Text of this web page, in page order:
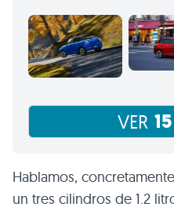
VER 15
Hablamos,
un tres cilindros de 1.2